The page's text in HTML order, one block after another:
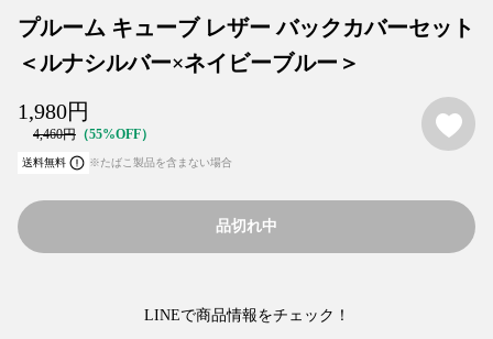
プルーム キューブ レザー バックカバーセット
＜ルナシルバー×ネイビーブルー＞
4,460円 55%OFF
1,980円
送料無料 ※たばこ製品を含まない場合
品切れ中
LINEで商品情報をチェック！​